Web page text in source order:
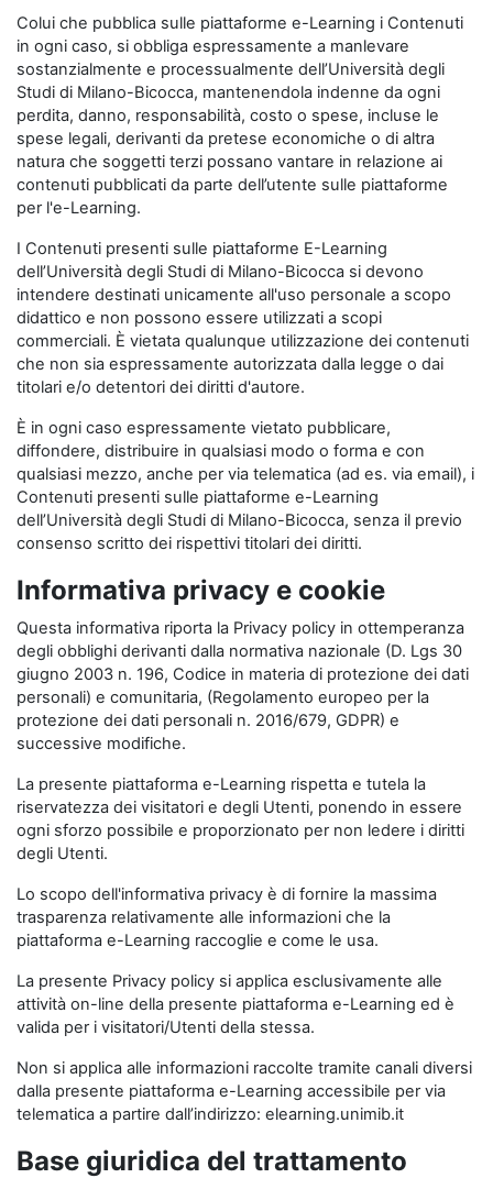
Colui che pubblica sulle piattaforme e-Learning i Contenuti
in ogni caso, si obbliga espressamente a manlevare
sostanzialmente e processualmente dell’Università degli
Studi di Milano-Bicocca, mantenendola indenne da ogni
perdita, danno, responsabilità, costo o spese, incluse le
spese legali, derivanti da pretese economiche o di altra
natura che soggetti terzi possano vantare in relazione ai
contenuti pubblicati da parte dell’utente sulle piattaforme
per l'e-Learning.
I Contenuti presenti sulle piattaforme E-Learning
dell’Università degli Studi di Milano-Bicocca si devono
intendere destinati unicamente all'uso personale a scopo
didattico e non possono essere utilizzati a scopi
commerciali. È vietata qualunque utilizzazione dei contenuti
che non sia espressamente autorizzata dalla legge o dai
titolari e/o detentori dei diritti d'autore.
È in ogni caso espressamente vietato pubblicare,
diffondere, distribuire in qualsiasi modo o forma e con
qualsiasi mezzo, anche per via telematica (ad es. via email), i
Contenuti presenti sulle piattaforme e-Learning
dell’Università degli Studi di Milano-Bicocca, senza il previo
consenso scritto dei rispettivi titolari dei diritti.
Informativa privacy e cookie
Questa informativa riporta la Privacy policy in ottemperanza
degli obblighi derivanti dalla normativa nazionale (D. Lgs 30
giugno 2003 n. 196, Codice in materia di protezione dei dati
personali) e comunitaria, (Regolamento europeo per la
protezione dei dati personali n. 2016/679, GDPR) e
successive modifiche.
La presente piattaforma e-Learning rispetta e tutela la
riservatezza dei visitatori e degli Utenti, ponendo in essere
ogni sforzo possibile e proporzionato per non ledere i diritti
degli Utenti.
Lo scopo dell'informativa privacy è di fornire la massima
trasparenza relativamente alle informazioni che la
piattaforma e-Learning raccoglie e come le usa.
La presente Privacy policy si applica esclusivamente alle
attività on-line della presente piattaforma e-Learning ed è
valida per i visitatori/Utenti della stessa.
Non si applica alle informazioni raccolte tramite canali diversi
dalla presente piattaforma e-Learning accessibile per via
telematica a partire dall’indirizzo: elearning.unimib.it
Base giuridica del trattamento